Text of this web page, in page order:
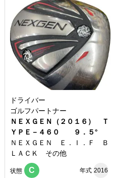
ドライバー
ゴルフパートナー
ＮＥＸＧＥＮ（２０１６） Ｔ
ＹＰＥ－４６０ ９．５°
ＮＥＸＧＥＮ Ｅ．Ｉ．Ｆ Ｂ
ＬＡＣＫ その他
状態 C 年式 2016